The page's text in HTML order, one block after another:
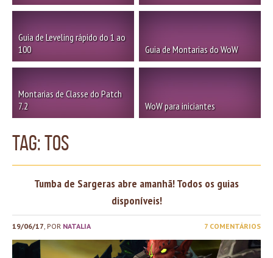
Guia de Leveling rápido do 1 ao
100
Guia de Montarias do WoW
Montarias de Classe do Patch
7.2
WoW para iniciantes
TAG: tos
Tumba de Sargeras abre amanhã! Todos os guias
disponíveis!
19/06/17, POR NATALIA 7 COMENTÁRIOS